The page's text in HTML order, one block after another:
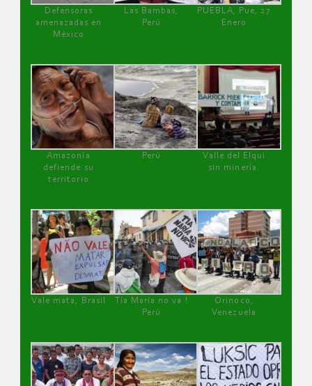
Defensoras
amenazadas en
México
Las Bambas,
Perú
PUEBLA, Pue, 27
Enero
Amazonía
defiende su
territorio
Perú
Valle del Elqui
sin minería.
Vale mata, Brasil
Tía María no va !
Perú
Orinoco,
Venezuela